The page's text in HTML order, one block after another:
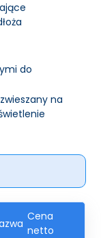
do
zwieszany na
Cena
netto